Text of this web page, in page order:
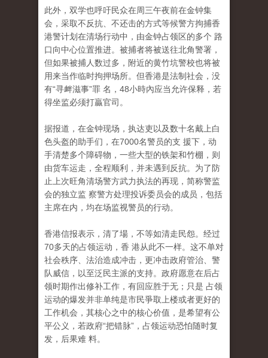
此外，双学也呼吁民众在周三午夜前在金钟集
会，采取不反抗、不还击的方式等候警方拘捕香
港警计划在清场行动中，由金钟占领区的多个 路
口向中心位置推进。被捕者将被送往北角警署，
但如果被捕人数过多，附近的黄竹坑警校也将被
用来当作临时拘押场所。但香港是法制社会，没
有“寻衅滋事”罪 名，48小時內应当允许保释，若
得坐监必须打贏官司。
据报道，在金钟现场，执达吏以及数十名戴上白
色头盔的助手们，在7000名警员的支 援下，动
手清楚多个障碍物，一些大型的铁架和竹棚，则
由货车运走，全程顺利，并未遇到反抗。为了防
止上次旺角清场警方武力执法的再现，简称警监
会的独立监 察警方处理投诉委员会的成员，包括
主席在内，均在场监视警员的行动。
香港信报表示，清了場，不等如清走民怨。经过
70多天的占领运动，香 港从此不一样。这不单对
社会秩序、法治造成冲击，更冲击政府管治、警
队威信，以至泛民主派的支持。政府愿意在后占
领时期作出修补工作，有回应胜于无；只是 占领
运动的爆发并非单纯是市民爭取上楼或者更好的
工作机会，其核心之中的核心价值，是希望有公
平公义，若政府“把错脉”，占领运动恐怕随时复
发，后果难 料。